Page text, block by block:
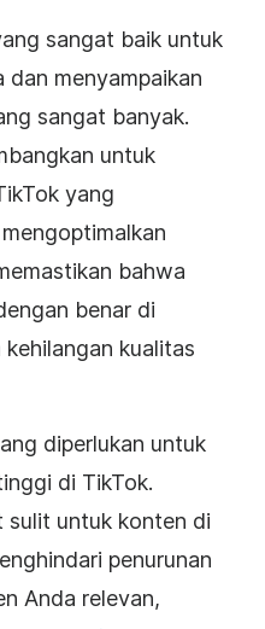
sangat baik untuk
dan menyampaikan
sangat banyak.
untuk
yang
bahwa
benar di
kualitas
diperlukan untuk
di TikTok.
sulit untuk konten di
penurunan
Anda relevan,